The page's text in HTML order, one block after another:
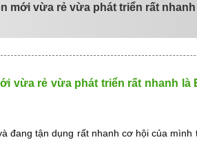
mới vừa rẻ vừa phát triển rất nhanh
vừa rẻ vừa phát triển rất nhanh là
đang tận dụng rất nhanh cơ hội của mình